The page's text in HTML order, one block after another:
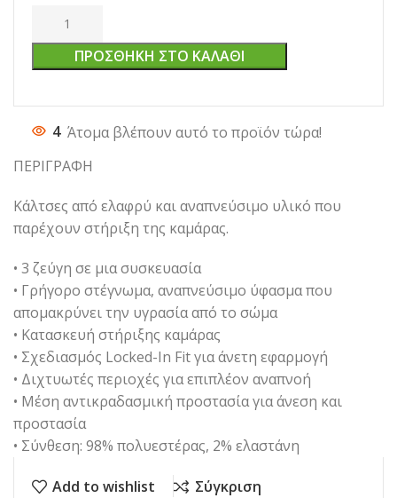
ΠΡΟΣΘΉΚΗ ΣΤΟ ΚΑΛΆΘΙ
4 Άτομα βλέπουν αυτό το προϊόν τώρα!
ΠΕΡΙΓΡΑΦΗ
Κάλτσες από ελαφρύ και αναπνεύσιμο υλικό που
παρέχουν στήριξη της καμάρας.
• 3 ζεύγη σε μια συσκευασία
• Γρήγορο στέγνωμα, αναπνεύσιμο ύφασμα που
απομακρύνει την υγρασία από το σώμα
• Κατασκευή στήριξης καμάρας
• Σχεδιασμός Locked-In Fit για άνετη εφαρμογή
• Διχτυωτές περιοχές για επιπλέον αναπνοή
• Μέση αντικραδασμική προστασία για άνεση και
προστασία
• Σύνθεση: 98% πολυεστέρας, 2% ελαστάνη
Add to wishlist Σύγκριση